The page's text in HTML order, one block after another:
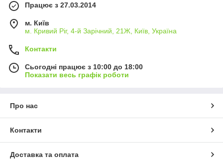
Працює з 27.03.2014
м. Київ
м. Кривий Ріг, 4-й Зарічний, 21Ж, Київ, Україна
Контакти
Сьогодні працює з 10:00 до 18:00
Показати весь графік роботи
Про нас
Контакти
Доставка та оплата